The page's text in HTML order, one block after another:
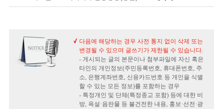
기
다음에 해당하는 경우 사전 통지 없이 삭제 또는
변경될 수 있으며 글쓰기가 제한될 수 있습니다.
- 게시되는 글의 본문이나 첨부파일에 자신 혹은
타인의 개인정보(주민등록번호, 휴대폰번호, 주
소, 은행계좌번호, 신용카드번호 등 개인을 식별
할 수 있는 모든 정보)를 포함하는 경우
- 특정개인 및 단체(특정종교 포함) 등에 대한 비
방, 욕설·음란물 등 불건전한 내용, 홍보·선전·광